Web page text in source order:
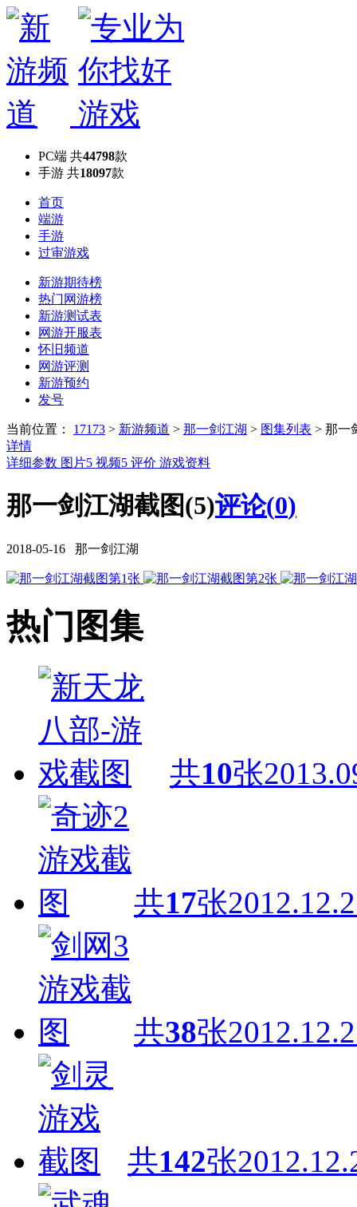
PC端 共44798款
手游 共18097款
首页
端游
手游
过审游戏
新游期待榜
热门网游榜
新游测试表
网游开服表
怀旧频道
网游评测
新游预约
发号
当前位置： 17173 > 新游频道 > 那一剑江湖 > 图集列表 > 那一
详情
详细参数 图片5 视频5 评价 游戏资料
那一剑江湖截图(5)评论(0)
2018-05-16 那一剑江湖
热门图集
共10张
共17张
共38张
共142张